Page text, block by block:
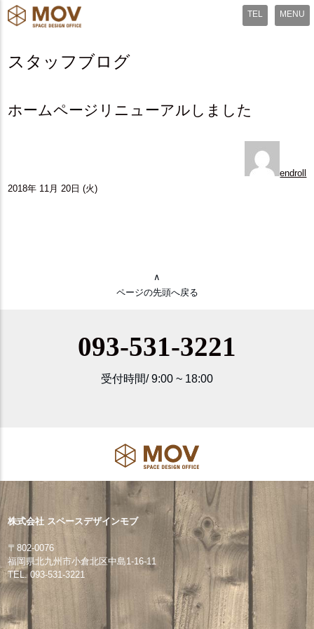
MENU
スタッフブログ
ホームページリニューアルしました
endroll
2018年 11月 20日 (火)
∧
ページの先頭へ戻る
093-531-3221
受付時間/ 9:00 ~ 18:00
株式会社 スペースデザインモブ
〒802-0076
福岡県北九州市小倉北区中島1-16-11
TEL. 093-531-3221